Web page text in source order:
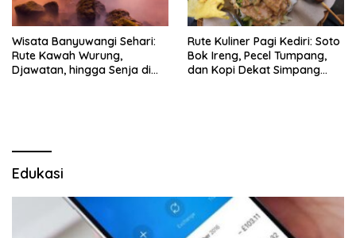
Wisata Banyuwangi Sehari:
Rute Kawah Wurung,
Djawatan, hingga Senja di
Rute Kuliner Pagi Kediri: Soto
Bok Ireng, Pecel Tumpang,
dan Kopi Dekat Simpang
Edukasi